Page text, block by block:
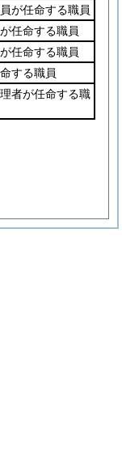
が任命する職員
任命する職員
任命する職員
する職員
者が任命する職